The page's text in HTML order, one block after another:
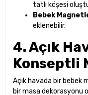
tatlı köşesi
Bebek
eklenebilir.
4. Açık
Konseptli
Açık havada bir bebek
bir masa dekorasyonu